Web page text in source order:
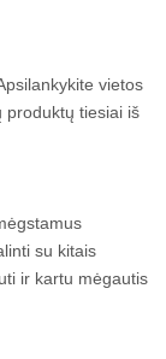
vietos
produktų tiesiai iš
su kitais
ir kartu mėgautis